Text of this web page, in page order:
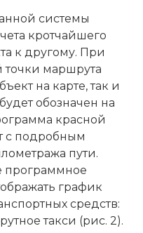
системы
кротчайшего
к другому. При
точки маршрута
на карте, так и
обозначен на
красной
с подробным
пути.
программное
график
средств:
такси (рис. 2).